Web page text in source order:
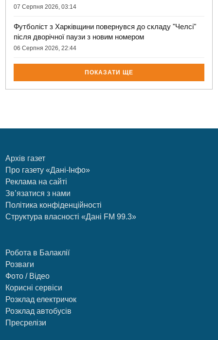
07 Серпня 2026, 03:14
Футболіст з Харківщини повернувся до складу "Челсі"
після дворічної паузи з новим номером
06 Серпня 2026, 22:44
ПОКАЗАТИ ЩЕ
Архів газет
Про газету «Дані-Інфо»
Реклама на сайті
Зв’язатися з нами
Політика конфіденційності
Структура власності «Дані FM 99.3»
Робота в Балаклії
Розваги
Фото / Відео
Корисні сервіси
Розклад електричок
Розклад автобусів
Пресрелізи